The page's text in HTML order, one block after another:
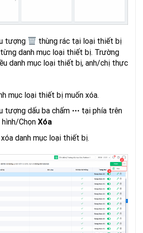
tượng
thùng rác tại loại thiết bị
danh mục loại thiết bị. Trường
danh mục loại thiết bị, anh/chị thực
mục loại thiết bị muốn xóa.
tượng dấu ba chấm ⋯ tại phía trên
Chọn Xóa
danh mục loại thiết bị.